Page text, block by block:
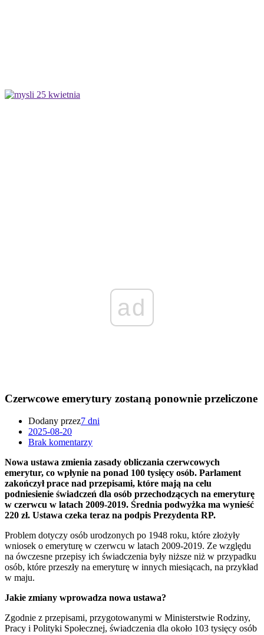
ad
Czerwcowe emerytury zostaną ponownie przeliczone
Dodany przez7 dni
2025-08-20
Brak komentarzy
Nowa ustawa zmienia zasady obliczania czerwcowych
emerytur, co wpłynie na ponad 100 tysięcy osób. Parlament
zakończył prace nad przepisami, które mają na celu
podniesienie świadczeń dla osób przechodzących na emeryturę
w czerwcu w latach 2009-2019. Średnia podwyżka ma wynieść
220 zł. Ustawa czeka teraz na podpis Prezydenta RP.
Problem dotyczy osób urodzonych po 1948 roku, które złożyły
wniosek o emeryturę w czerwcu w latach 2009-2019. Ze względu
na ówczesne przepisy ich świadczenia były niższe niż w przypadku
osób, które przeszły na emeryturę w innych miesiącach, na przykład
w maju.
Jakie zmiany wprowadza nowa ustawa?
Zgodnie z przepisami, przygotowanymi w Ministerstwie Rodziny,
Pracy i Polityki Społecznej, świadczenia dla około 103 tysięcy osób